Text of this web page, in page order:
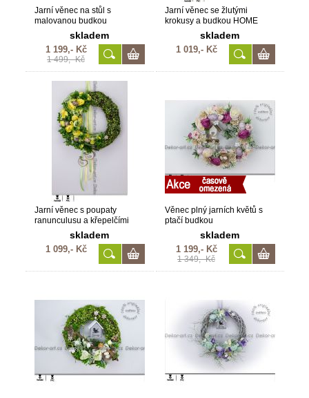
Jarní věnec na stůl s
malovanou budkou
skladem
1 199,- Kč
1 499,- Kč
Jarní věnec se žlutými
krokusy a budkou HOME
skladem
1 019,- Kč
Jarní věnec s poupaty
ranunculusu a křepelčími
skladem
1 099,- Kč
Věnec plný jarních květů s
ptačí budkou
skladem
1 199,- Kč
1 349,- Kč